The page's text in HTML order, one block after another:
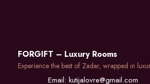
FORGIFT – Luxury Rooms
Experience the best of Zadar, wrapped in
Email:kutijalovre@gmail.com